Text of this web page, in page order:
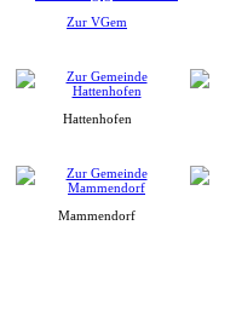
Zur VGem
Hattenhofen
Mammendorf